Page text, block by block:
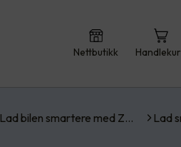
Nettbutikk
Lad bilen smartere med Z… Lad